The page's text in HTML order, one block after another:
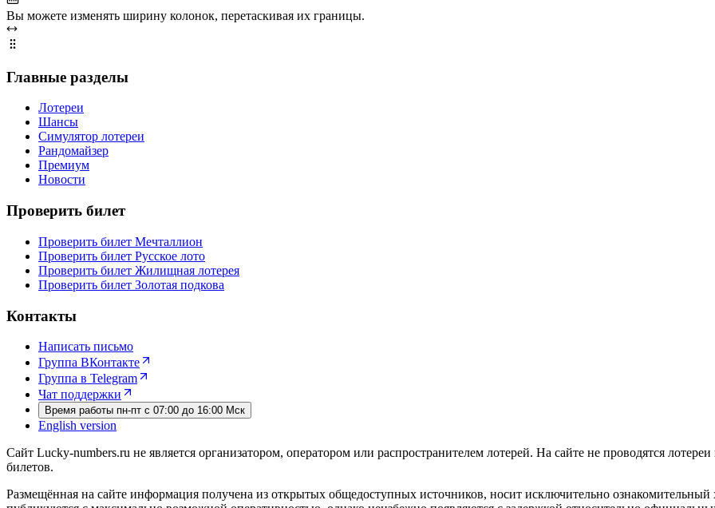
Вы можете изменять ширину колонок, перетаскивая их границы.
Главные разделы
Лотереи
Шансы
Симулятор лотереи
Рандомайзер
Премиум
Новости
Проверить билет
Проверить билет Мечталлион
Проверить билет Русское лото
Проверить билет Жилищная лотерея
Проверить билет Золотая подкова
Контакты
Написать письмо
Группа ВКонтакте
Группа в Telegram
Чат поддержки
Время работы пн-пт с 07:00 до 16:00 Мск
English version
Сайт Lucky-numbers.ru не является организатором, оператором или распространителем лотерей. На сайте не проводятся
билетов.
Размещённая на сайте информация получена из открытых общедоступных источников, носит исключительно ознакомительный